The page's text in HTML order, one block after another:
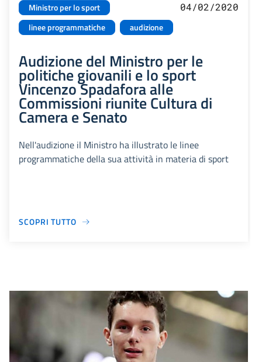
Ministro per lo sport
linee programmatiche
audizione
04/02/2020
Audizione del Ministro per le
politiche giovanili e lo sport
Vincenzo Spadafora alle
Commissioni riunite Cultura di
Camera e Senato
Nell'audizione il Ministro ha illustrato le linee
programmatiche della sua attività in materia di sport
SCOPRI TUTTO